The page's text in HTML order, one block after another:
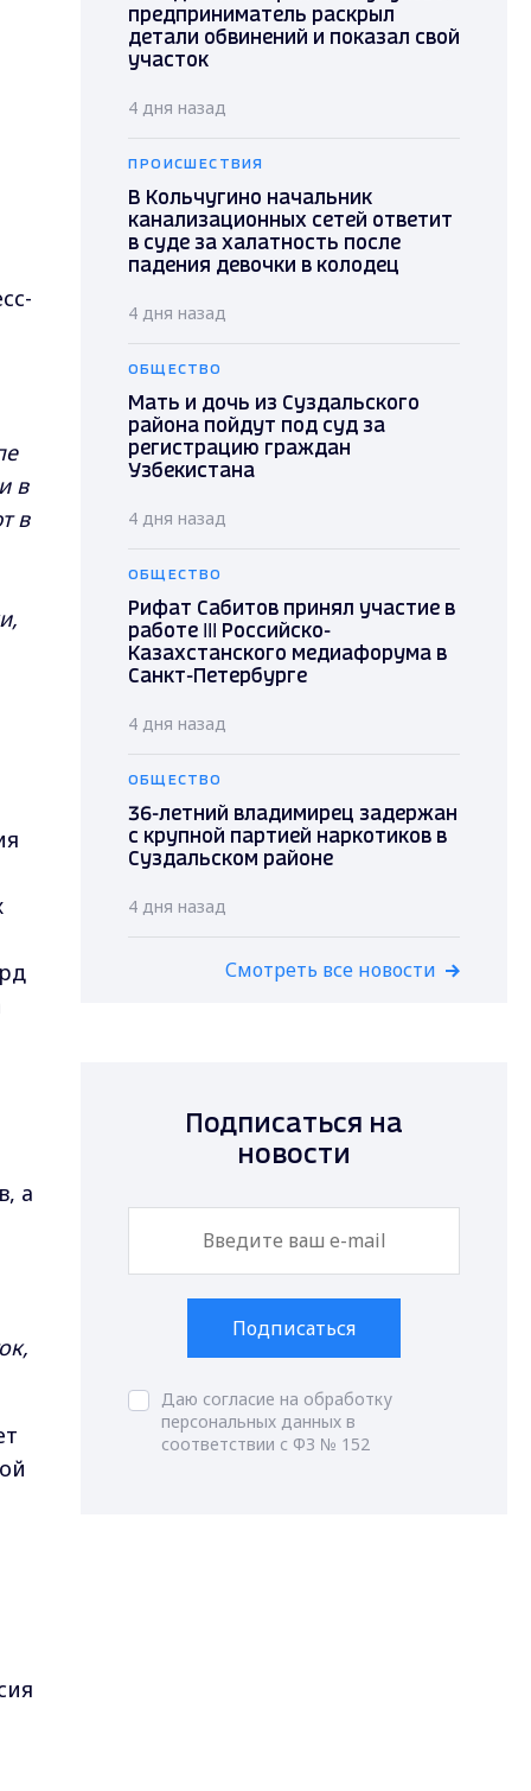
в
в
а
предприниматель раскрыл
детали обвинений и показал свой
участок
4 дня назад
ПРОИСШЕСТВИЯ
В Кольчугино начальник
канализационных сетей ответит
в суде за халатность после
падения девочки в колодец
4 дня назад
ОБЩЕСТВО
Мать и дочь из Суздальского
района пойдут под суд за
регистрацию граждан
Узбекистана
4 дня назад
ОБЩЕСТВО
Рифат Сабитов принял участие в
работе III Российско-
Казахстанского медиафорума в
Санкт-Петербурге
4 дня назад
ОБЩЕСТВО
36-летний владимирец задержан
с крупной партией наркотиков в
Суздальском районе
4 дня назад
Смотреть все новости
Подписаться на
новости
Подписаться
Даю согласие на обработку
персональных данных в
соответствии с ФЗ № 152